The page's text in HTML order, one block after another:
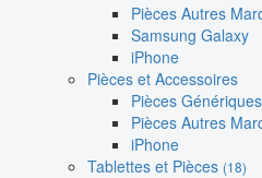
Pièces Autres
Samsung Galaxy
iPhone
Pièces et Accessoires
Pièces
Pièces Autres
iPhone
Tablettes et Pièces (18)